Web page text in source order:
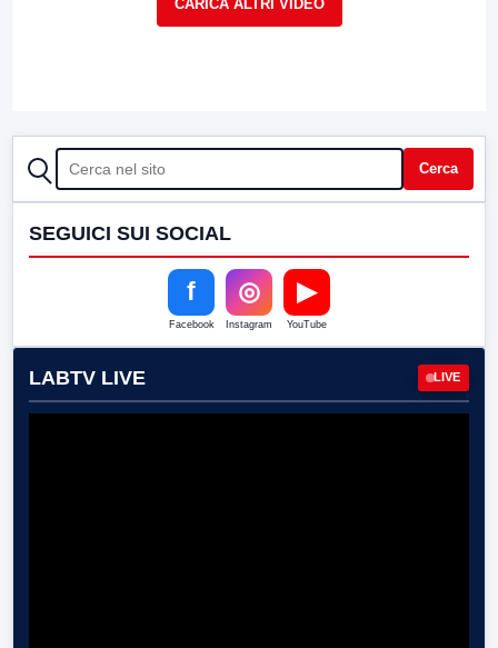
CERCA Cerca
SEGUICI SUI SOCIAL
f
Facebook
◎
Instagram
▶
YouTube
LABTV LIVE LIVE